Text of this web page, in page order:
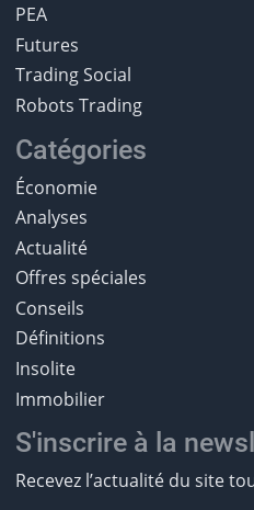
PEA
Futures
Trading Social
Robots Trading
Catégories
Économie
Analyses
Actualité
Offres spéciales
Conseils
Définitions
Insolite
Immobilier
S'inscrire à la
Recevez l’actualité du site